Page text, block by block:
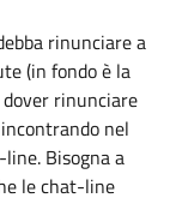
rinunciare a
(in fondo è la
rinunciare
nel
Bisogna a
le chat-line